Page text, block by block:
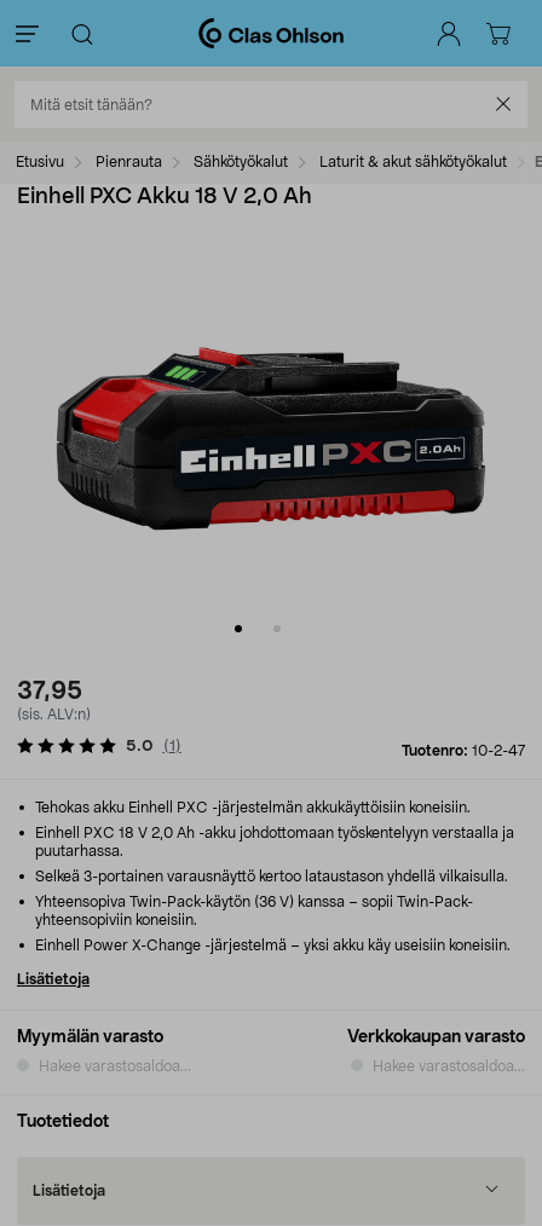
Etusivu Pienrauta Sähkötyökalut Laturit & akut sähkötyökalut
Einhell PXC Akku 18 V 2,0 Ah
37,95
(sis. ALV:n)
Tuotenro: 10-2-47
5.0 (1 )
Myymälän varasto
Hakee varastosaldoa...
Verkkokaupan varasto
Hakee varastosaldoa...
Tehokas akku Einhell PXC -järjestelmän akkukäyttöisiin koneisiin.
Einhell PXC 18 V 2,0 Ah -akku johdottomaan työskentelyyn verstaalla ja
puutarhassa.
Selkeä 3-portainen varausnäyttö kertoo lataustason yhdellä vilkaisulla.
Yhteensopiva Twin-Pack-käytön (36 V) kanssa – sopii Twin-Pack-
yhteensopiviin koneisiin.
Einhell Power X-Change -järjestelmä – yksi akku käy useisiin koneisiin.
Lisätietoja
Tuotetiedot
Lisätietoja